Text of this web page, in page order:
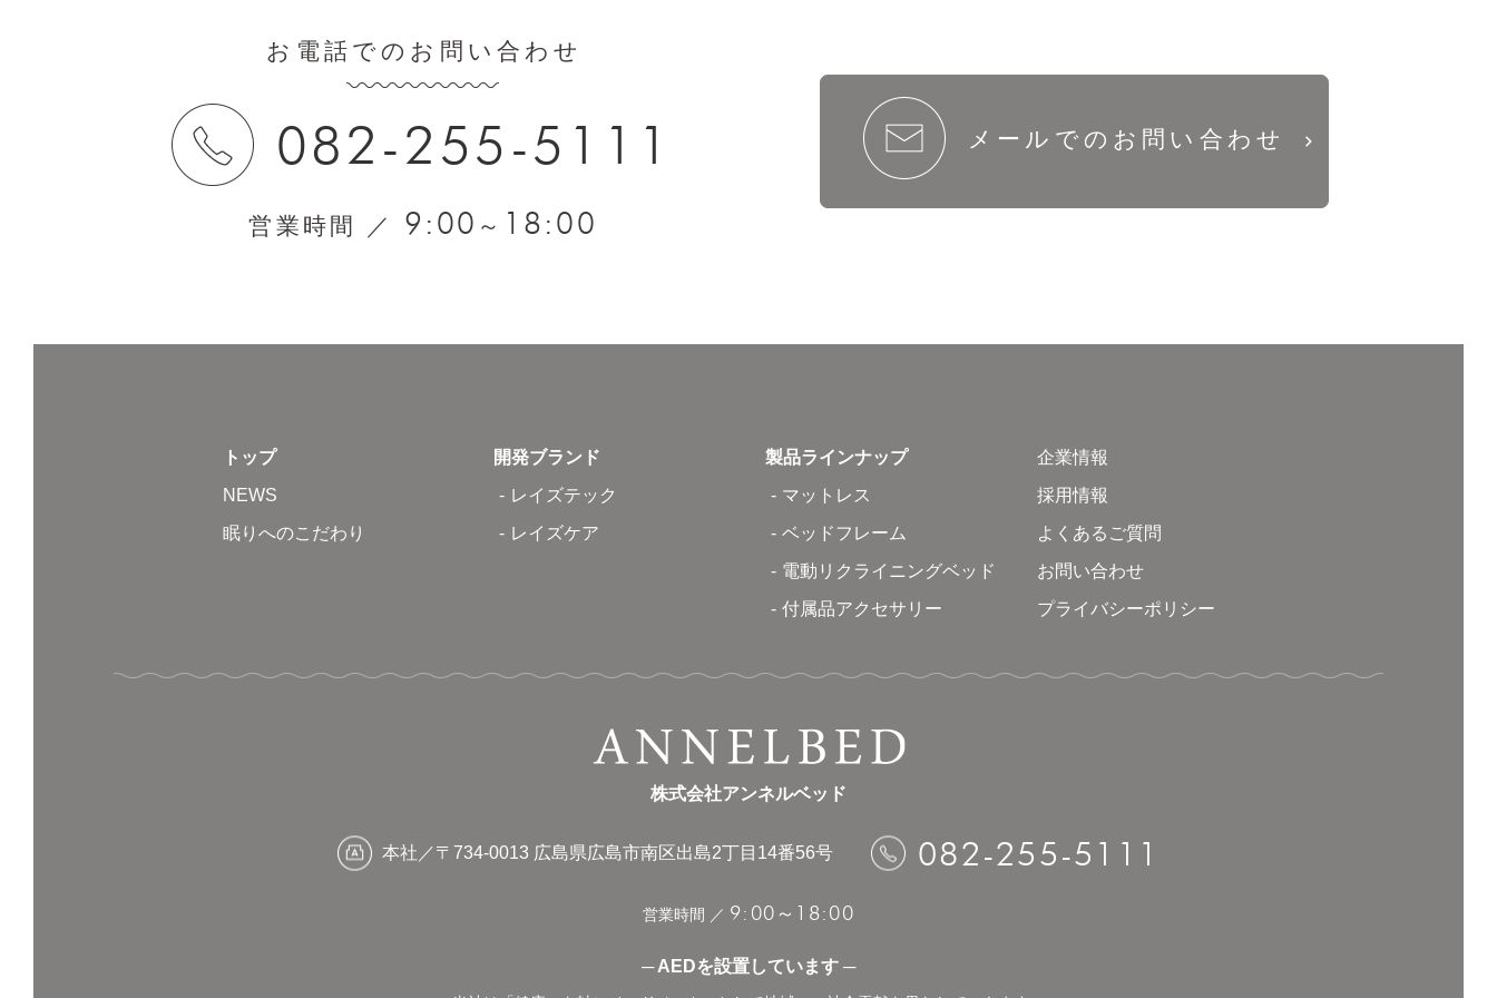
お電話でのお問い合わせ
082-255-5111
営業時間 ／ 9:00 ～ 18:00
メールでのお問い合わせ
トップ
NEWS
眠りへのこだわり
開発ブランド
レイズテック
レイズケア
製品ラインナップ
マットレス
ベッドフレーム
電動リクライニングベッド
付属品アクセサリー
企業情報
採用情報
よくあるご質問
お問い合わせ
プライバシーポリシー
株式会社アンネルベッド
本社／〒734-0013 広島県広島市南区出島2丁目14番56号 082-255-5111
営業時間 ／ 9:00 ～ 18:00
─ AEDを設置しています ─